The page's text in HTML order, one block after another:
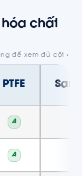
chất
PTFE
A
A